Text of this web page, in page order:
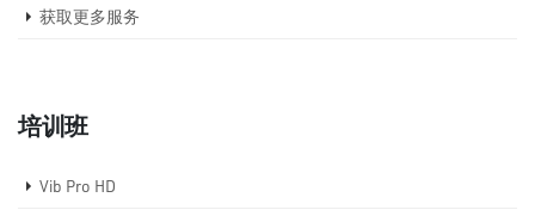
获取更多服务
培训班
Vib Pro HD